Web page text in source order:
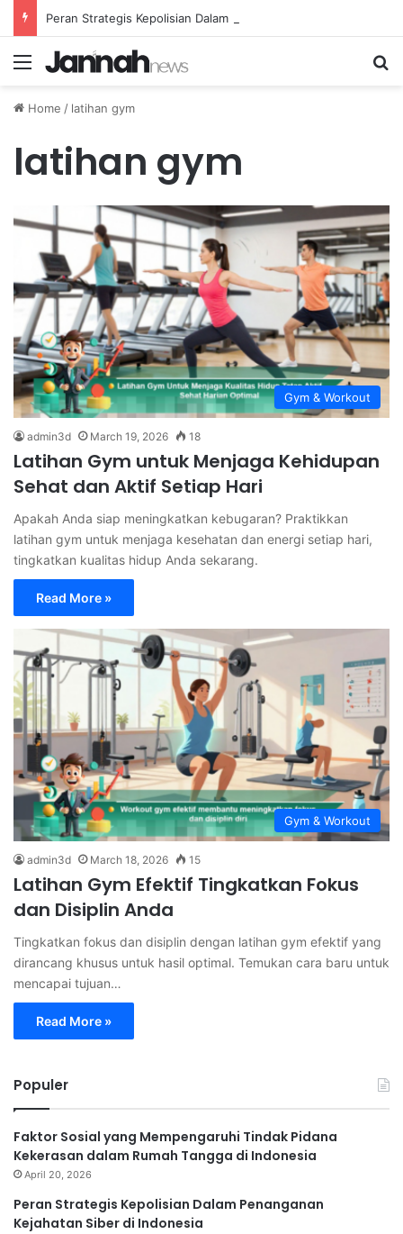
Menu
Home / latihan gym
latihan gym
Gym & Workout
admin3d March 19, 2026 18
Latihan Gym untuk Menjaga Kehidupan
Sehat dan Aktif Setiap Hari
Apakah Anda siap meningkatkan kebugaran? Praktikkan
latihan gym untuk menjaga kesehatan dan energi setiap hari,
tingkatkan kualitas hidup Anda sekarang.
Read More »
Gym & Workout
admin3d March 18, 2026 15
Latihan Gym Efektif Tingkatkan Fokus
dan Disiplin Anda
Tingkatkan fokus dan disiplin dengan latihan gym efektif yang
dirancang khusus untuk hasil optimal. Temukan cara baru untuk
mencapai tujuan…
Read More »
Populer
Faktor Sosial yang Mempengaruhi Tindak Pidana
Kekerasan dalam Rumah Tangga di Indonesia
April 20, 2026
Peran Strategis Kepolisian Dalam Penanganan
Kejahatan Siber di Indonesia